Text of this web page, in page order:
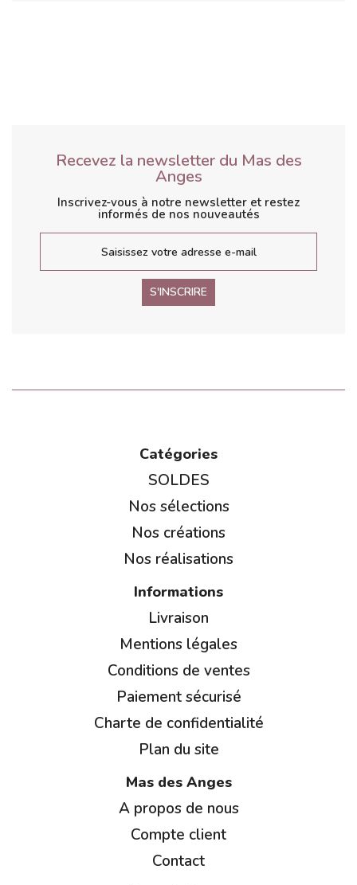
Recevez la newsletter du Mas des
Anges
Inscrivez-vous à notre newsletter et restez
informés de nos nouveautés
S'INSCRIRE
Catégories
SOLDES
Nos sélections
Nos créations
Nos réalisations
Informations
Livraison
Mentions légales
Conditions de ventes
Paiement sécurisé
Charte de confidentialité
Plan du site
Mas des Anges
A propos de nous
Compte client
Contact